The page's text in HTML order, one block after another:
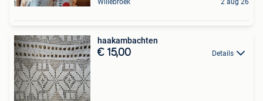
Willebroek 2 aug 26
haakambachten
€ 15,00 Details